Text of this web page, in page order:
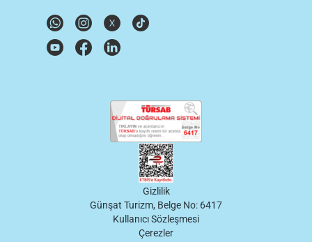
Gizlilik
Günşat Turizm, Belge No: 6417
Kullanıcı Sözleşmesi
Çerezler